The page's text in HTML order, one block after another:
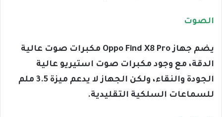
الصوت
يضم جهاز Oppo Find X8 Pro مكبرات صوت عالية
الدقة، مع وجود مكبرات صوت استيريو عالية
الجودة والنقاء، ولكن الجهاز لا يدعم ميزة 3.5 ملم
للسماعات السلكية التقليدية.